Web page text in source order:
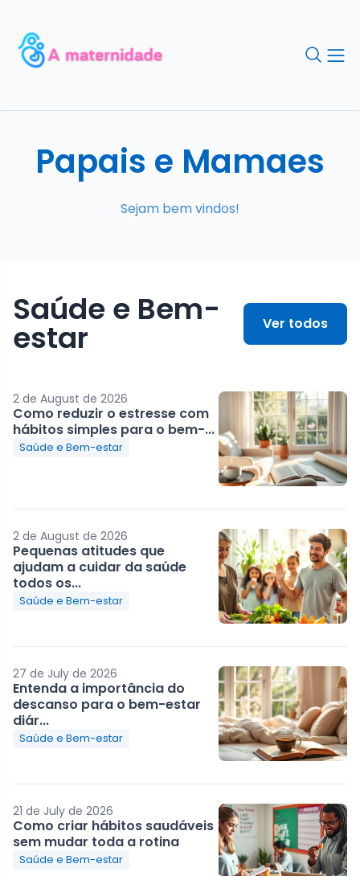
Papais e Mamaes
Sejam bem vindos!
Saúde e Bem-
estar Ver todos
2 de August de 2026
Como reduzir o estresse com
hábitos simples para o bem-...
Saúde e Bem-estar
2 de August de 2026
Pequenas atitudes que
ajudam a cuidar da saúde
todos os...
Saúde e Bem-estar
27 de July de 2026
Entenda a importância do
descanso para o bem-estar
diár...
Saúde e Bem-estar
21 de July de 2026
Como criar hábitos saudáveis
sem mudar toda a rotina
Saúde e Bem-estar